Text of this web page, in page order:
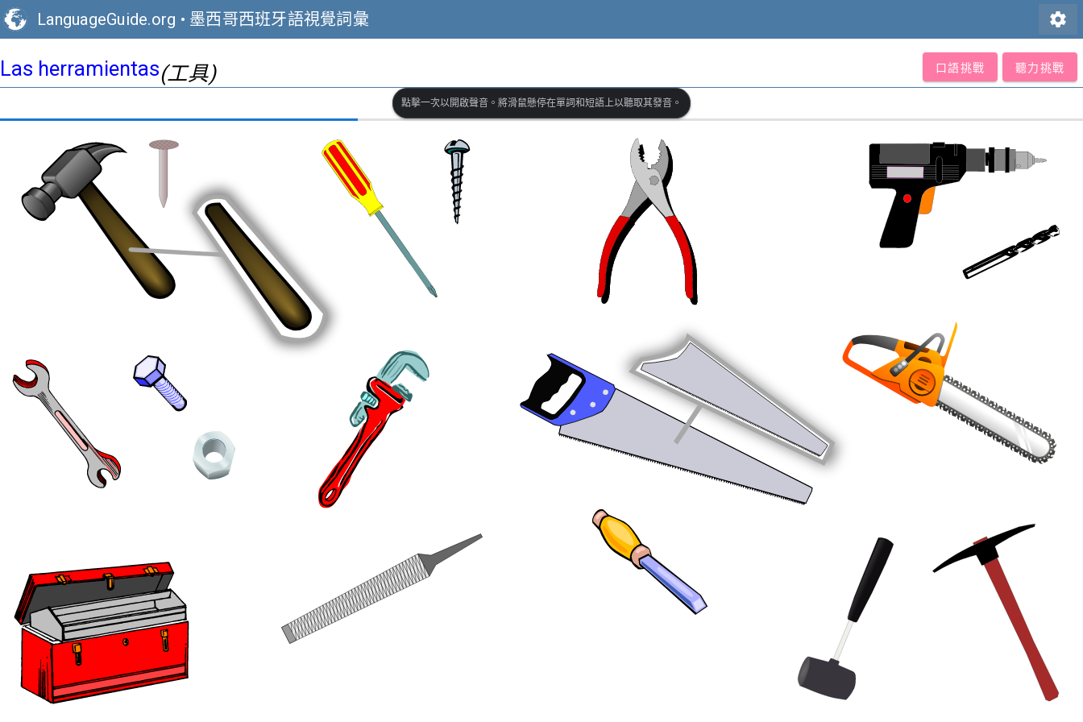
LanguageGuide.org • 墨西哥西班牙語視覺詞彙 settings
Las herramientas(工具) 口語挑戰 聽力挑戰
點擊一次以開啟聲音。將滑鼠懸停在單詞和短語上以聽取其發音。